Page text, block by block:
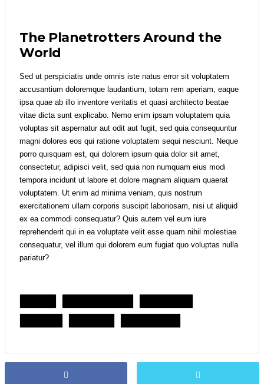
The Planetrotters Around the
World
Sed ut perspiciatis unde omnis iste natus error sit voluptatem
accusantium doloremque laudantium, totam rem aperiam, eaque
ipsa quae ab illo inventore veritatis et quasi architecto beatae
vitae dicta sunt explicabo. Nemo enim ipsam voluptatem quia
voluptas sit aspernatur aut odit aut fugit, sed quia consequuntur
magni dolores eos qui ratione voluptatem sequi nesciunt. Neque
porro quisquam est, qui dolorem ipsum quia dolor sit amet,
consectetur, adipisci velit, sed quia non numquam eius modi
tempora incidunt ut labore et dolore magnam aliquam quaerat
voluptatem. Ut enim ad minima veniam, quis nostrum
exercitationem ullam corporis suscipit laboriosam, nisi ut aliquid
ex ea commodi consequatur? Quis autem vel eum iure
reprehenderit qui in ea voluptate velit esse quam nihil molestiae
consequatur, vel illum qui dolorem eum fugiat quo voluptas nulla
pariatur?